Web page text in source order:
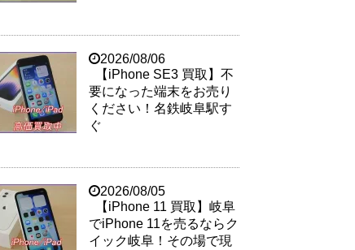
2026/08/06
【iPhone SE3 買取】不
要になった端末をお売り
ください！名鉄岐阜駅す
ぐ
2026/08/05
【iPhone 11 買取】岐阜
でiPhone 11を売るならク
イック岐阜！その場で現